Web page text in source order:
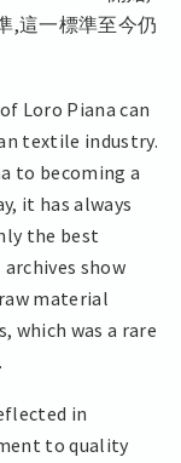
,這一標準至今仍
Loro Piana can
textile industry.
to becoming a
it has always
the best
show
material
which was a rare
in
to quality